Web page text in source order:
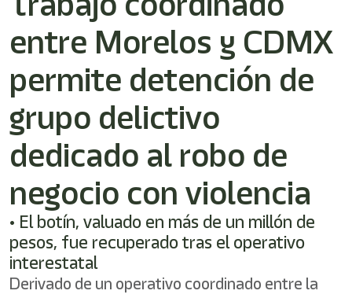
Este
directo
lector
de
pantalla
ayudarle
navegar
interactuar
con
contenido.
entre Morelos y CDMX
permite detención de
grupo delictivo
dedicado al robo de
negocio con violencia
• El botín, valuado en más de un millón de
pesos, fue recuperado tras el operativo
interestatal
Derivado de un operativo coordinado entre la